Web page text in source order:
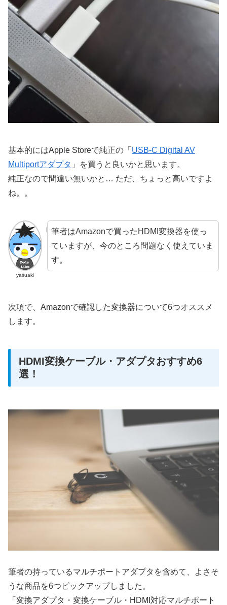
基本的にはApple Storeで純正の「 USB-C Digital AV
Multiportアダプタ 」を買うと良いかと思います。
純正なので間違い無いかと… ただ、ちょっと高いですよ
ね。。
yasuaki
筆者はAmazonで買ったHDMI変換器を使っ
ていますが、今のところ問題なく使えていま
す。
次項で、Amazonで確認した変換器について6つオススメ
します。
HDMI変換ケーブル・アダプタおすすめ6
選！
筆者の持っているマルチポートアダプタを含めて、よさそ
うな商品を6つピックアップしました。
「変換アダプタ・変換ケーブル・HDMI対応マルチポート